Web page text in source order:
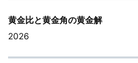
黄金比と黄金角の黄金解
2026